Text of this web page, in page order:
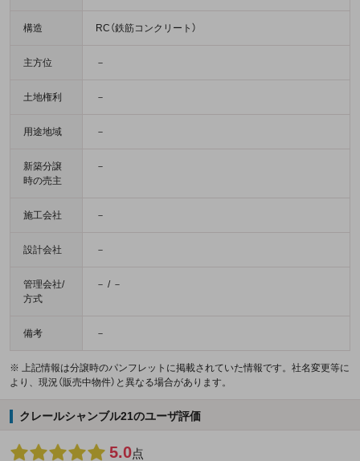
構造 RC（鉄筋コンクリート）
主方位 －
土地権利 －
用途地域 －
新築分譲
時の売主
－
施工会社 －
設計会社 －
管理会社/
方式
－ / －
備考 －
※ 上記情報は分譲時のパンフレットに掲載されていた情報です。社名変更等に
より、現況（販売中物件）と異なる場合があります。
クレールシャンブル21のユーザ評価
5.0点